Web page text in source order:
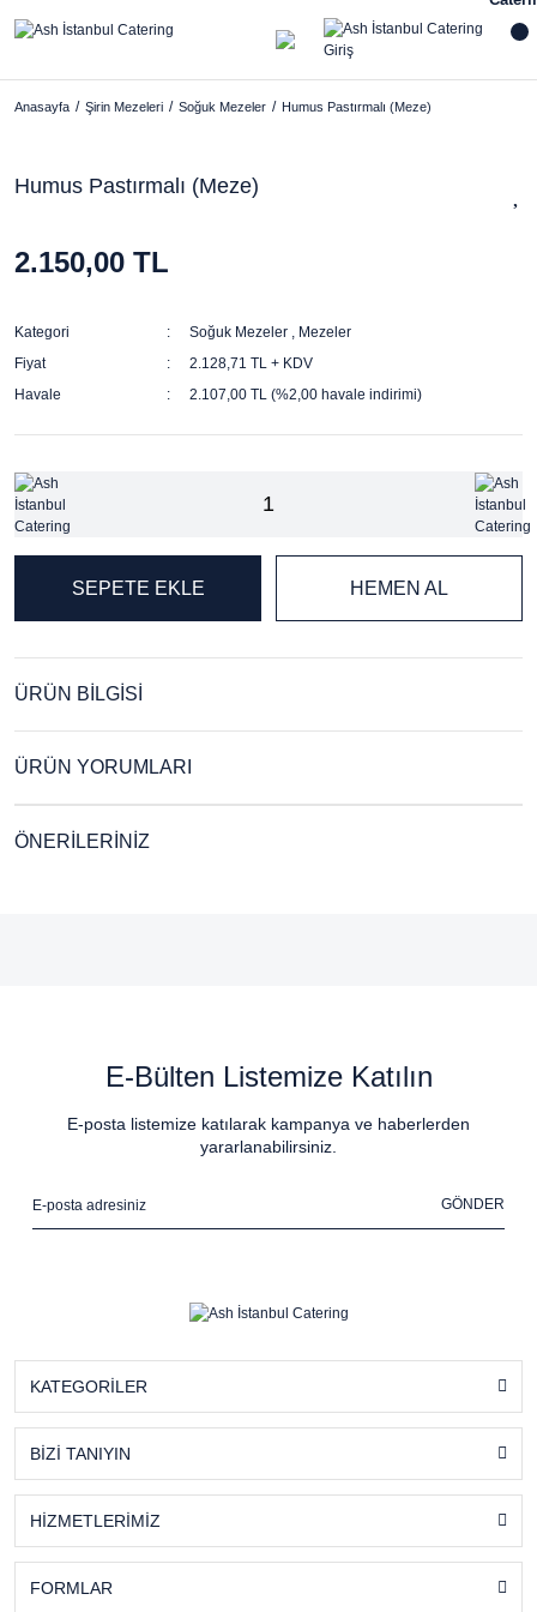
Anasayfa Şirin Mezeleri Soğuk Mezeler Humus Pastırmalı (Meze)
Humus Pastırmalı (Meze)
2.150,00 TL
Kategori Soğuk Mezeler , Mezeler
Fiyat
2.128,71 TL + KDV
Havale
2.107,00 TL (%2,00 havale indirimi)
SEPETE EKLE HEMEN AL
ÜRÜN BİLGİSİ
ÜRÜN YORUMLARI
ÖNERİLERİNİZ
E-Bülten Listemize Katılın
E-posta listemize katılarak kampanya ve haberlerden
yararlanabilirsiniz.
GÖNDER
KATEGORİLER
BİZİ TANIYIN
HİZMETLERİMİZ
FORMLAR